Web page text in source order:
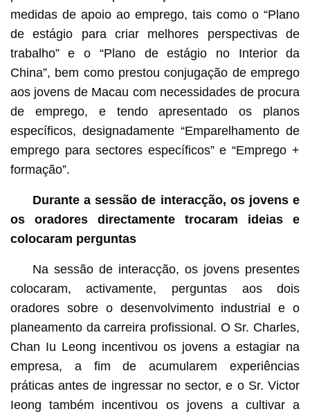
medidas de apoio ao emprego, tais como o “Plano
de estágio para criar melhores perspectivas de
trabalho” e o “Plano de estágio no Interior da
China”, bem como prestou conjugação de emprego
aos jovens de Macau com necessidades de procura
de emprego, e tendo apresentado os planos
específicos, designadamente “Emparelhamento de
emprego para sectores específicos” e “Emprego +
formação”.
Durante a sessão de interacção, os jovens e
os oradores directamente trocaram ideias e
colocaram perguntas
Na sessão de interacção, os jovens presentes
colocaram, activamente, perguntas aos dois
oradores sobre o desenvolvimento industrial e o
planeamento da carreira profissional. O Sr. Charles,
Chan Iu Leong incentivou os jovens a estagiar na
empresa, a fim de acumularem experiências
práticas antes de ingressar no sector, e o Sr. Victor
Ieong também incentivou os jovens a cultivar a